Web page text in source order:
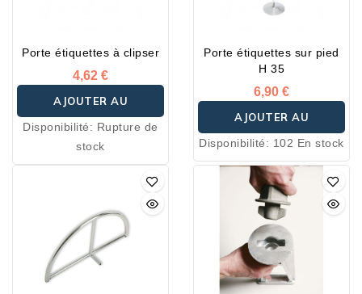
Porte étiquettes à clipser
4,62 €
AJOUTER AU
PANIER
Disponibilité: Rupture de
stock
Porte étiquettes sur pied
H 35
6,90 €
AJOUTER AU
PANIER
Disponibilité: 102 En stock